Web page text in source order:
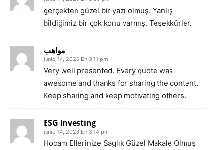
gerçekten güzel bir yazı olmuş. Yanlış
bildiğimiz bir çok konu varmış. Teşekkürler.
مواهب
junio 14, 2026 En 3:11 pm
Very well presented. Every quote was
awesome and thanks for sharing the content.
Keep sharing and keep motivating others.
ESG Investing
junio 14, 2026 En 3:14 pm
Hocam Ellerinize Saglık Güzel Makale Olmuş